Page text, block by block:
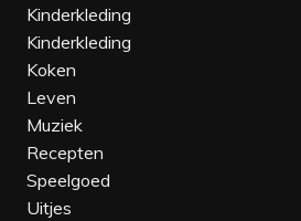
Kinderkleding
Kinderkleding‎
Koken
Leven
Muziek
Recepten
Speelgoed
Uitjes